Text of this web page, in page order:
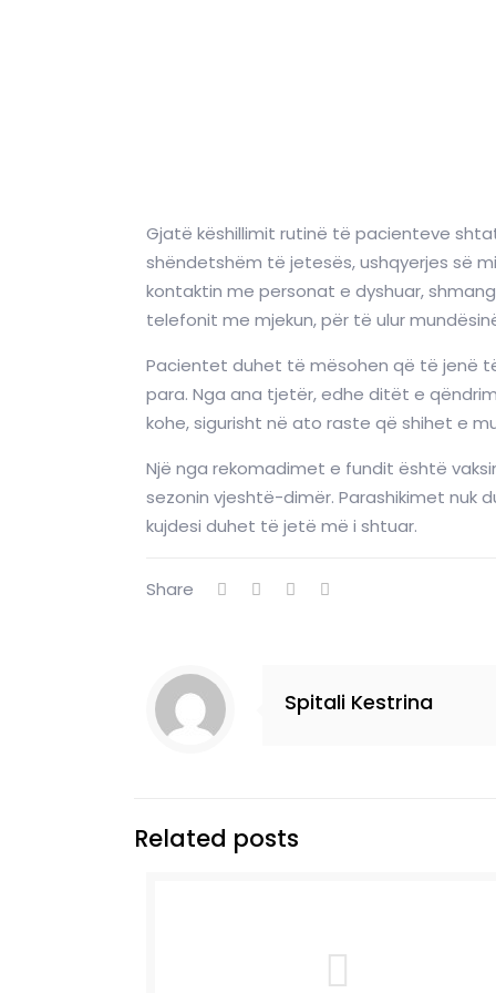
Gjatë këshillimit rutinë të pacienteve
shëndetshëm të jetesës, ushqyerjes së
kontaktin me personat e dyshuar,
telefonit me mjekun, për të ulur
Pacientet duhet të mësohen që të jenë
para. Nga ana tjetër, edhe ditët e
kohe, sigurisht në ato raste që shihet e
Një nga rekomadimet e fundit është
sezonin vjeshtë-dimër. Parashikimet nuk
kujdesi duhet të jetë më i shtuar.
Share
Spitali Kestrina
Related posts